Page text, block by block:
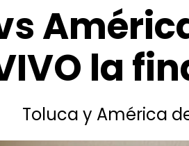
la
Toluca y América